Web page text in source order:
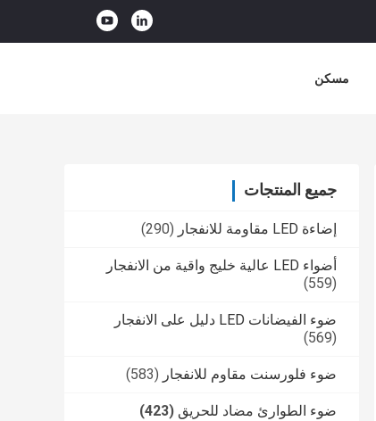
مسكن
جميع المنتجات
إضاءة LED مقاومة للانفجار (290)
أضواء LED عالية خليج واقية من الانفجار
(559)
ضوء الفيضانات LED دليل على الانفجار
(569)
ضوء فلورسنت مقاوم للانفجار (583)
ضوء الطوارئ مضاد للحريق (423)